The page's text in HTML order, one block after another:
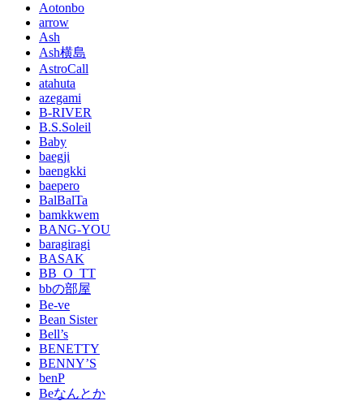
Aotonbo
arrow
Ash
Ash横島
AstroCall
atahuta
azegami
B-RIVER
B.S.Soleil
Baby
baegji
baengkki
baepero
BalBalTa
bamkkwem
BANG-YOU
baragiragi
BASAK
BB_O_TT
bbの部屋
Be-ve
Bean Sister
Bell’s
BENETTY
BENNY’S
benP
Beなんとか